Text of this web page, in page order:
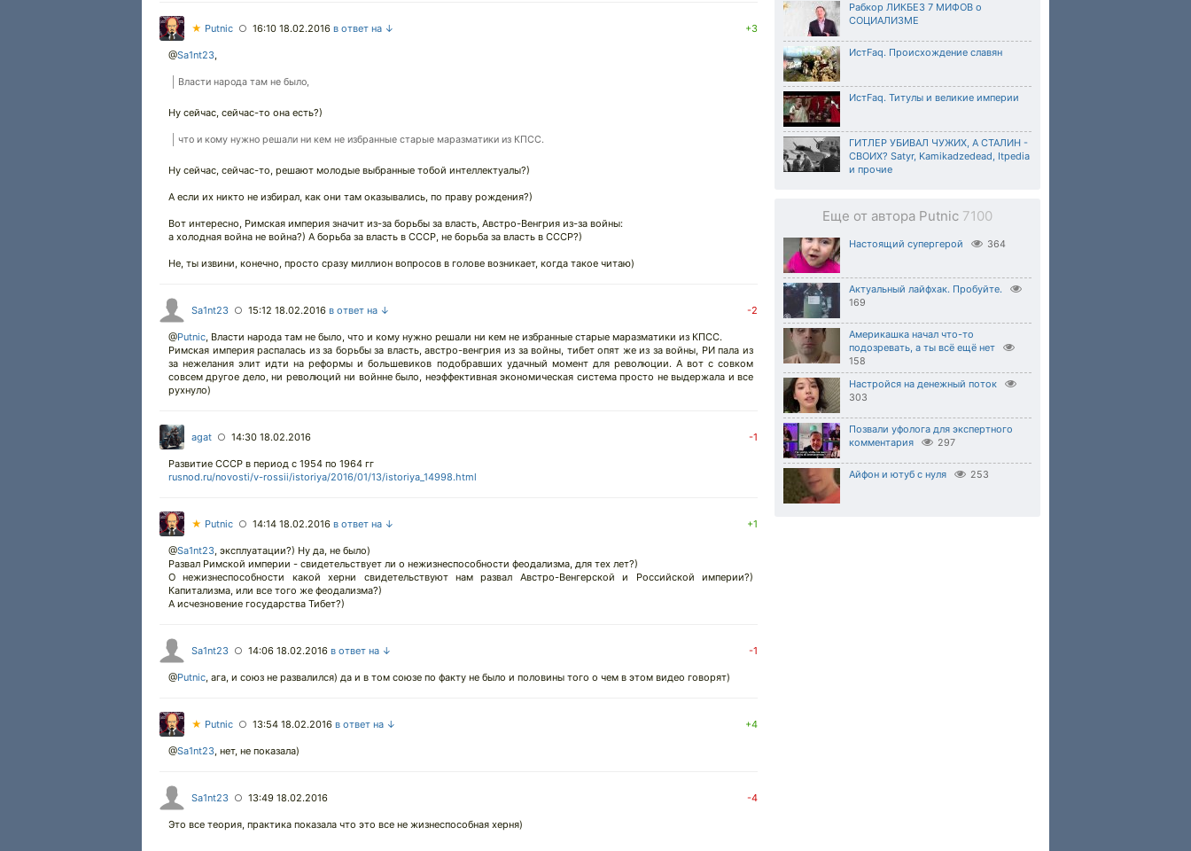
Рабкор ЛИКБЕЗ 7 МИФОВ о
СОЦИАЛИЗМЕ
ИстFaq. Происхождение славян
ИстFaq. Титулы и великие империи
ГИТЛЕР УБИВАЛ ЧУЖИХ, А СТАЛИН -
СВОИХ? Satyr, Kamikadzedead, Itpedia
и прочие
Еще от автора Putnic 7100
Настоящий супергерой 364
Актуальный лайфхак. Пробуйте.
169
Америкашка начал что-то
подозревать, а ты всё ещё нет
158
Настройся на денежный поток
303
Позвали уфолога для экспертного
комментария
297
Айфон и ютуб с нуля 253
★ Putnic ○ 16:10 18.02.2016 в ответ на ↓ +3
@Sa1nt23,
Власти народа там не было,
Ну сейчас, сейчас-то она есть?)
что и кому нужно решали ни кем не избранные старые маразматики из КПСС.
Ну сейчас, сейчас-то, решают молодые выбранные тобой интеллектуалы?)
А если их никто не избирал, как они там оказывались, по праву рождения?)
Вот интересно, Римская империя значит из-за борьбы за власть, Австро-Венгрия из-за войны:
а холодная война не война?) А борьба за власть в СССР, не борьба за власть в СССР?)
Не, ты извини, конечно, просто сразу миллион вопросов в голове возникает, когда такое читаю)
Sa1nt23 ○ 15:12 18.02.2016 в ответ на ↓ -2
@Putnic, Власти народа там не было, что и кому нужно решали ни кем не избранные старые маразматики из КПСС.
Римская империя распалась из за борьбы за власть, австро-венгрия из за войны, тибет опят же из за войны, РИ пала из
за нежелания элит идти на реформы и большевиков подобравших удачный момент для революции. А вот с совком
совсем другое дело, ни революций ни войнне было, неэффективная экономическая система просто не выдержала и все
рухнуло)
agat ○ 14:30 18.02.2016 -1
Развитие СССР в период с 1954 по 1964 гг
rusnod.ru/novosti/v-rossii/istoriya/2016/01/13/istoriya_14998.html
★ Putnic ○ 14:14 18.02.2016 в ответ на ↓ +1
@Sa1nt23, эксплуатации?) Ну да, не было)
Развал Римской империи - свидетельствует ли о нежизнеспособности феодализма, для тех лет?)
О нежизнеспособности какой херни свидетельствуют нам развал Австро-Венгерской и Российской империи?)
Капитализма, или все того же феодализма?)
А исчезновение государства Тибет?)
Sa1nt23 ○ 14:06 18.02.2016 в ответ на ↓ -1
@Putnic, ага, и союз не развалился) да и в том союзе по факту не было и половины того о чем в этом видео говорят)
★ Putnic ○ 13:54 18.02.2016 в ответ на ↓ +4
@Sa1nt23, нет, не показала)
Sa1nt23 ○ 13:49 18.02.2016 -4
Это все теория, практика показала что это все не жизнеспособная херня)